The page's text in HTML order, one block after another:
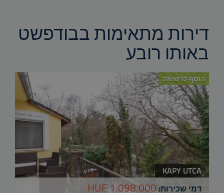
דירות מתאימות בבודפשט
באותו רובע
הוסף לרשימה
KAPY UTCA
דמי שכירות:1.098.000 HUF